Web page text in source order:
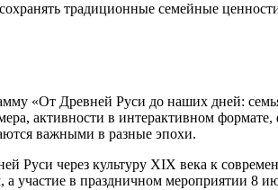
традиционные семейные
«От Древней Руси до наших дней:
активности в интерактивном
важными в разные эпохи.
через культуру XIX века к
участие в праздничном мероприятии 8